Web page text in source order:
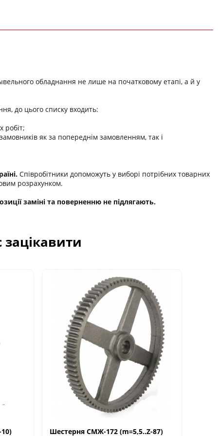
обладнання не лише на початковому етапі, а й у
до цього списку входить:
робіт;
як за попереднім замовленням, так і
Співробітники допоможуть у виборі потрібних товарних
розрахунком.
заміні та поверненню не підлягають.
Шестерня СМЖ-172 (m=5,5..Z-87)